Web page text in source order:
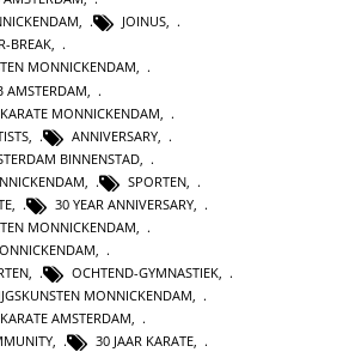
, JOINUS,
BREAK,
MONNICKENDAM,
AMSTERDAM
MONNICKENDAM
ANNIVERSARY
BINNENSTAD
SPORTEN
30 YEAR ANNIVERSARY
MONNICKENDAM
, OCHTEND-GYMNASTIEK,
MONNICKENDAM,
AMSTERDAM,
, 30 JAAR KARATE,